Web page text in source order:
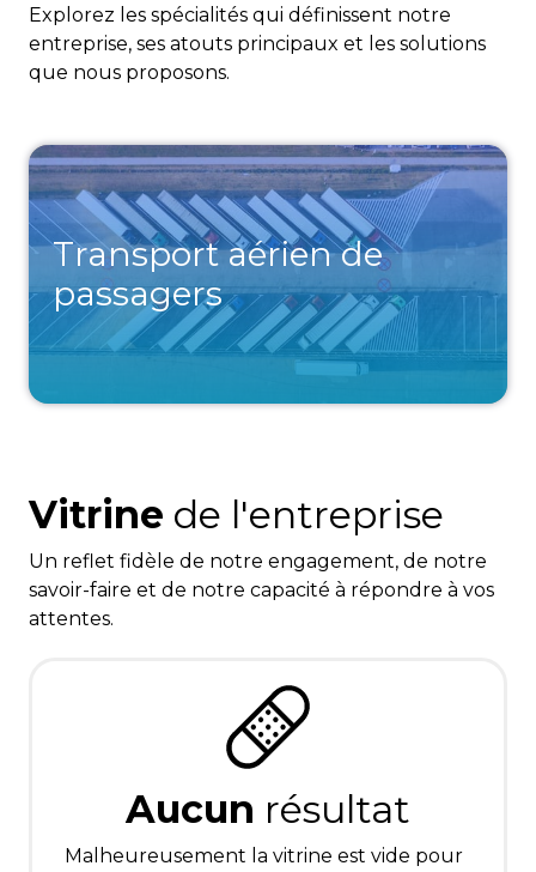
Explorez les spécialités qui définissent notre
entreprise, ses atouts principaux et les solutions
que nous proposons.
Transport aérien de
passagers
Vitrine de l'entreprise
Un reflet fidèle de notre engagement, de notre
savoir-faire et de notre capacité à répondre à vos
attentes.
Aucun résultat
Malheureusement la vitrine est vide pour